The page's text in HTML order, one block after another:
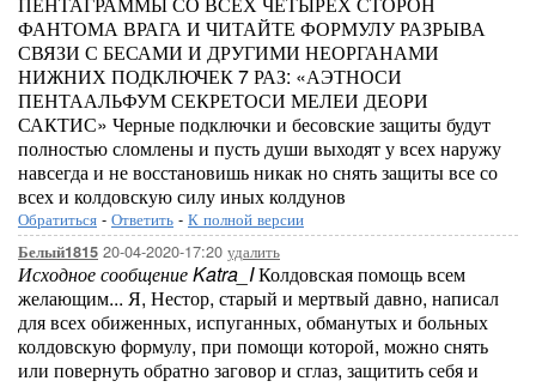
ФАНТОМА ВРАГА И ЧИТАЙТЕ ФОРМУЛУ РАЗРЫВА
СВЯЗИ С БЕСАМИ И ДРУГИМИ НЕОРГАНАМИ
НИЖНИХ ПОДКЛЮЧЕК 7 РАЗ: «АЭТНОСИ
ПЕНТААЛЬФУМ СЕКРЕТОСИ МЕЛЕИ ДЕОРИ
САКТИС» Черные подключки и бесовские защиты будут
полностью сломлены и пусть души выходят у всех наружу
навсегда и не восстановишь никак но снять защиты все со
всех и колдовскую силу иных колдунов
Обратиться - Ответить - К полной версии
Белый1815 20-04-2020-17:20 удалить
Исходное сообщение Katra_IКолдовская помощь всем
желающим... Я, Нестор, старый и мертвый давно, написал
для всех обиженных, испуганных, обманутых и больных
колдовскую формулу, при помощи которой, можно снять
или повернуть обратно заговор и сглаз, защитить себя и